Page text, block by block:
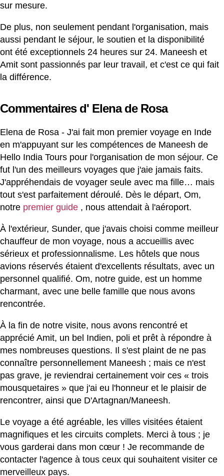
sur mesure.
De plus, non seulement pendant l'organisation, mais
aussi pendant le séjour, le soutien et la disponibilité
ont été exceptionnels 24 heures sur 24. Maneesh et
Amit sont passionnés par leur travail, et c'est ce qui fait
la différence.
Commentaires d' Elena de Rosa
Elena de Rosa - J'ai fait mon premier voyage en Inde
en m'appuyant sur les compétences de Maneesh de
Hello India Tours pour l'organisation de mon séjour. Ce
fut l'un des meilleurs voyages que j'aie jamais faits.
J'appréhendais de voyager seule avec ma fille… mais
tout s'est parfaitement déroulé. Dès le départ, Om,
notre premier guide , nous attendait à l'aéroport.
À l'extérieur, Sunder, que j'avais choisi comme meilleur
chauffeur de mon voyage, nous a accueillis avec
sérieux et professionnalisme. Les hôtels que nous
avions réservés étaient d'excellents résultats, avec un
personnel qualifié. Om, notre guide, est un homme
charmant, avec une belle famille que nous avons
rencontrée.
À la fin de notre visite, nous avons rencontré et
apprécié Amit, un bel Indien, poli et prêt à répondre à
mes nombreuses questions. Il s'est plaint de ne pas
connaître personnellement Maneesh ; mais ce n'est
pas grave, je reviendrai certainement voir ces « trois
mousquetaires » que j'ai eu l'honneur et le plaisir de
rencontrer, ainsi que D'Artagnan/Maneesh.
Le voyage a été agréable, les villes visitées étaient
magnifiques et les circuits complets. Merci à tous ; je
vous garderai dans mon cœur ! Je recommande de
contacter l'agence à tous ceux qui souhaitent visiter ce
merveilleux pays.